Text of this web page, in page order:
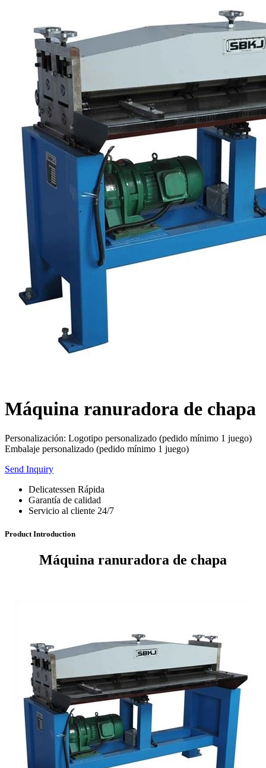
Máquina ranuradora de chapa
Personalización: Logotipo personalizado (pedido mínimo 1 juego)
Embalaje personalizado (pedido mínimo 1 juego)
Send Inquiry
Delicatessen Rápida
Garantía de calidad
Servicio al cliente 24/7
Product Introduction
Máquina ranuradora de chapa